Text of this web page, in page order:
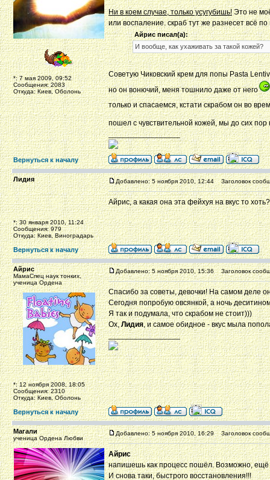
*: 7 мая 2009, 09:52
Сообщения: 2083
Откуда: Киев, Оболонь
Ни в коем случае, только усугубишь!Это не
или воспаление. скраб тут же разнесет всё
Айрис писал(а):
И вообще, как ухаживать за такой кожей?
Советую Чиковский крем для попы Pasta
но он вонючий, меня тошнило даже от него
только и спасаемся, кстати скрабом он во
пошел с чувствительной кожей, мы до сих
_________________
Вернуться к началу
Лидия
*: 30 января 2010, 11:24
Сообщения: 979
Откуда: Киев, Виноградарь
Добавлено: 5 ноября 2010, 12:44 Заголовок
Айрис, а какая она эта фейхуя на вкус то хоть?
Вернуться к началу
Айрис
МамаСпец наук тонких,
ученица Ордена
*: 12 ноября 2008, 18:05
Сообщения: 2310
Откуда: Киев, Оболонь
Добавлено: 5 ноября 2010, 15:36 Заголовок
Спасибо за советы, девочки! На самом деле
Сегодня попробую овсянкой, а ночь
Я так и подумала, что скрабом не стоит)))
Ох,Лидия, и самое обидное - вкус мыла
_________________
Вернуться к началу
Магали
ученица Ордена Любви
Добавлено: 5 ноября 2010, 16:29 Заголовок
Айрис
напишешь как процесс пошёл. Возможно, ещё
И снова таки, быстрого восстановления!!!